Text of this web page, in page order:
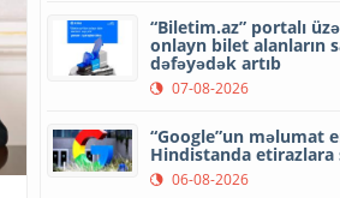
“Biletim.az” portalı
onlayn bilet alanların
dəfəyədək artıb
07-08-2026
“Google”un məlumat
Hindistanda etirazlara
06-08-2026